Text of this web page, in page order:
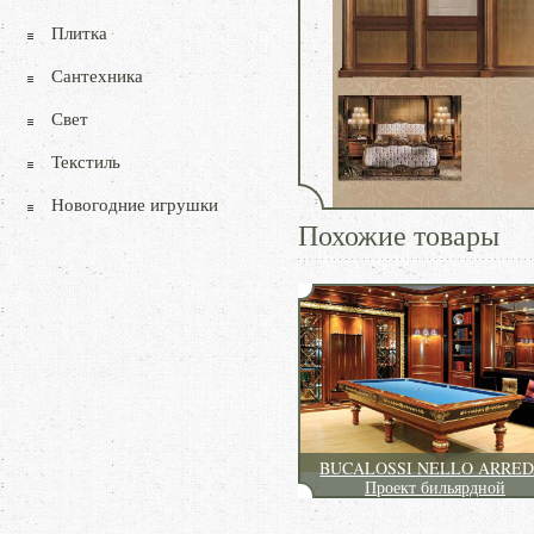
Похожие товары
BUCALOSSI NELLO
Проект бильярдной
Плитка
Сантехника
Свет
Текстиль
Новогодние игрушки